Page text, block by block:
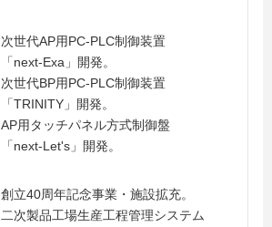
次世代AP用PC-PLC制御装置
「next-Exa」開発。
次世代BP用PC-PLC制御装置
「TRINITY」開発。
AP用タッチパネル方式制御盤
「next-Let's」開発。
創立40周年記念事業・施設拡充。
二次製品工場生産工程管理システム